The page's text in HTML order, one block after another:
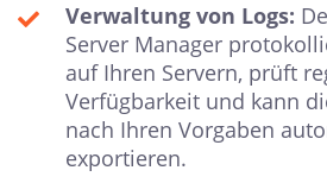
Verwaltung von Logs:
Server Manager
auf Ihren Servern, prüft
Verfügbarkeit und kann
nach Ihren Vorgaben
exportieren.